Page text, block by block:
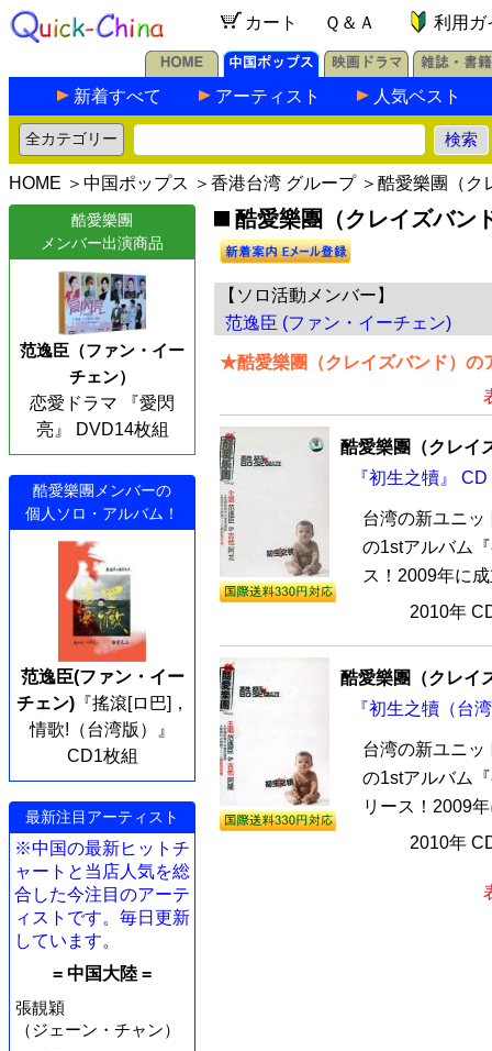
カート Ｑ＆Ａ 利用ガ
新着すべて アーティスト 人気ベスト
HOME ＞ 中国ポップス ＞ 香港台湾 グループ＞酷愛樂團（ク
酷愛樂團
メンバー出演商品
范逸臣（ファン・イー
チェン）
恋愛ドラマ 『愛閃
亮』 DVD14枚組
酷愛樂團メンバーの
個人ソロ・アルバム！
范逸臣(ファン・イー
チェン)『搖滾[ロ巴]，
情歌!（台湾版）』
CD1枚組
最新注目アーティスト
※中国の最新ヒットチ
ャートと当店人気を総
合した今注目のアーテ
ィストです。毎日更新
しています。
= 中国大陸 =
張靚穎
（ジェーン・チャン）
酷愛樂團（クレイズバン
【ソロ活動メンバー】
范逸臣 (ファン・イーチェン)
★酷愛樂團（クレイズバンド）の
酷愛樂團（クレイ
『初生之犢』
台湾の新ユニッ
の1stアルバム
ス！2009年に
2010年
酷愛樂團（クレイ
『初生之犢（台
台湾の新ユニッ
の1stアルバム
リース！2009
2010年